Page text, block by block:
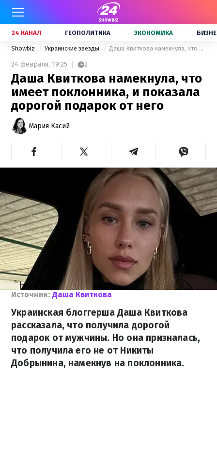
24 КАНАЛ ГЕОПОЛИТИКА ЭКОНОМИКА
Showbiz Украинские звезды Даша Квиткова намекнула, что имеет поклонника, и показала дорогой подарок от него
24 февраля, 19:25 2
Даша Квиткова намекнула, что
имеет поклонника, и показала
дорогой подарок от него
Мария Касий
Источник: Даша Квиткова
Украинская блоггерша Даша Квиткова
рассказала, что получила дорогой
подарок от мужчины. Но она призналась,
что получила его не от Никиты
Добрынина, намекнув на поклонника.